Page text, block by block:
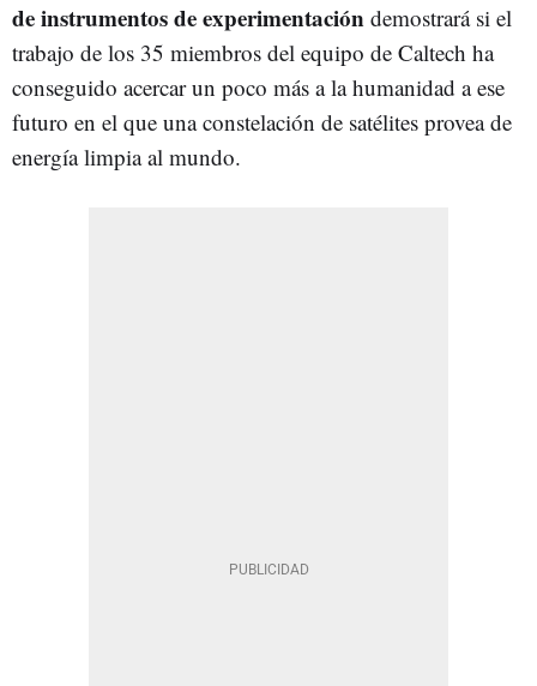
de instrumentos de experimentación demostrará si el
trabajo de los 35 miembros del equipo de Caltech ha
conseguido acercar un poco más a la humanidad a ese
futuro en el que una constelación de satélites provea de
energía limpia al mundo.